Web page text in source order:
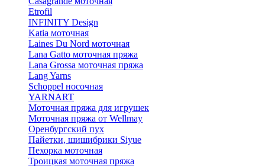
Etrofil
INFINITY Design
Katia моточная
Laines Du Nord моточная
Lana Gatto моточная пряжа
Lana Grossa моточная пряжа
Lang Yarns
Schoppel носочная
YARNART
Моточная пряжа для игрушек
Моточная пряжа от Wellmay
Оренбургский пух
Пайетки, шишибрики Siyue
Пехорка моточная
Троицкая моточная пряжа